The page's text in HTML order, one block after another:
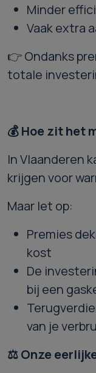
Minder
Vaak extra
👉 Ondanks
totale
💰Hoe zit het
In Vlaanderen
krijgen voor
Maar let op:
Premies
kost
De
bij een
van je
⚖️Onze